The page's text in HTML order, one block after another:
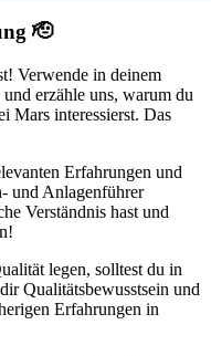
🫡
Verwende in deinem
erzähle uns, warum du
Mars interessierst. Das
Erfahrungen und
und Anlagenführer
Verständnis hast und
legen, solltest du in
Qualitätsbewusstsein und
Erfahrungen in